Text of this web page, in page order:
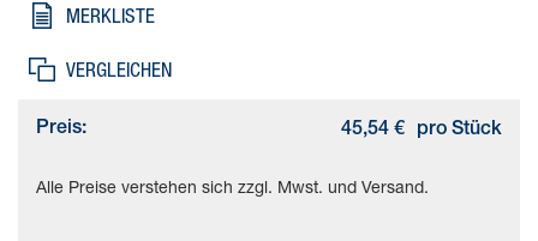
Korrosionsbeanspruchung, Umgebungstemperatur=-40 - 150 °C,
MERKLISTE
VERGLEICHEN
Preis: 45,54 € pro Stück
Alle Preise verstehen sich zzgl. Mwst. und Versand.